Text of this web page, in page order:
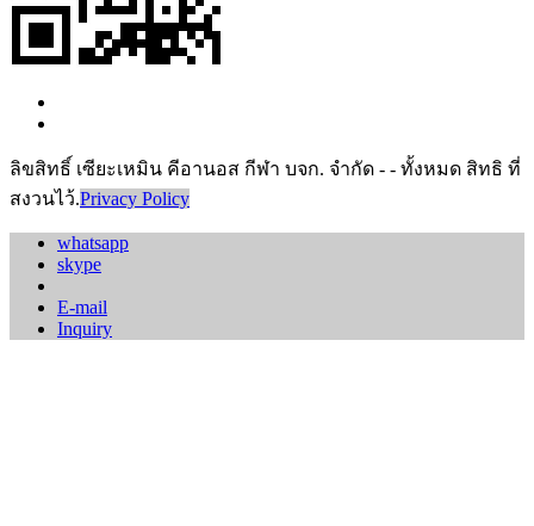
ลิขสิทธิ์ เซียะเหมิน คีอานอส กีฬา บจก. จำกัด - - ทั้งหมด สิทธิ ที่
สงวนไว้.Privacy Policy
whatsapp
skype
E-mail
Inquiry